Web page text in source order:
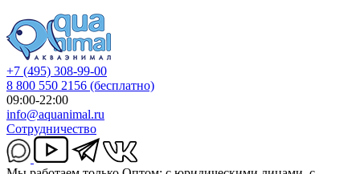
+7 (495) 308-99-00
8 800 550 2156 (бесплатно)
09:00-22:00
info@aquanimal.ru
Сотрудничество